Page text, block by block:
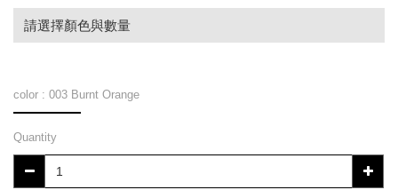
請選擇顏色與數量
color : 003 Burnt Orange
Quantity